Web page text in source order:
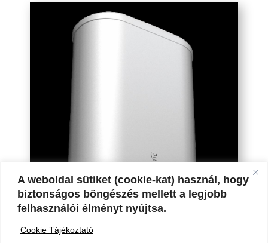
A weboldal sütiket (cookie-kat) használ, hogy
biztonságos böngészés mellett a legjobb
felhasználói élményt nyújtsa.
Cookie Tájékoztató